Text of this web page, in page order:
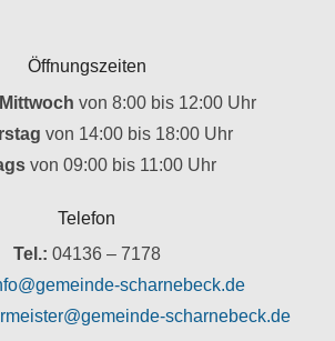
Öffnungszeiten
von 8:00 bis 12:00 Uhr
von 14:00 bis 18:00 Uhr
von 09:00 bis 11:00 Uhr
Telefon
Tel.: 04136 – 7178
scharnebeck.de
scharnebeck.de